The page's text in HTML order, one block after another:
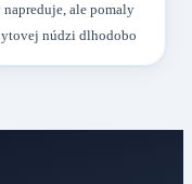
ale pomaly
núdzi dlhodobo